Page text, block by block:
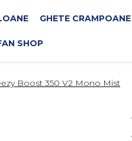
GHETE CRAMPOANE
SHOP
Boost 350 V2 Mono Mist